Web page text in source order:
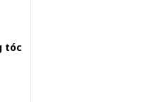
tóc